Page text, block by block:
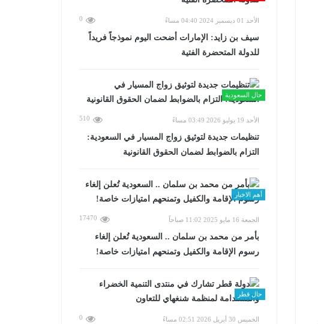
الأحد 01 ديسمبر 2024 04:40 مساءً 0
سيف بن زايد: الإمارات أضحت اليوم نموذجاً فريداً
للدولة المتحضرة الفتية
حال السعودية
الأحد 19 يوليو 2026 03:49 مساءً 510
تنظيمات جديدة لتوثيق زواج المسيار في السعودية:
التزام بالضوابط لضمان الحقوق القانونية
أهم الاخبار
الجمعة 16 مايو 2025 11:02 صباحاً 17470
بأمر من محمد بن سلمان .. السعودية تُعلن إلغاء
رسوم الإقامة والكفيل وتمنحهم امتيازات خاصة!
حال قطر
الخميس 30 أبريل 2026 02:51 مساءً 0